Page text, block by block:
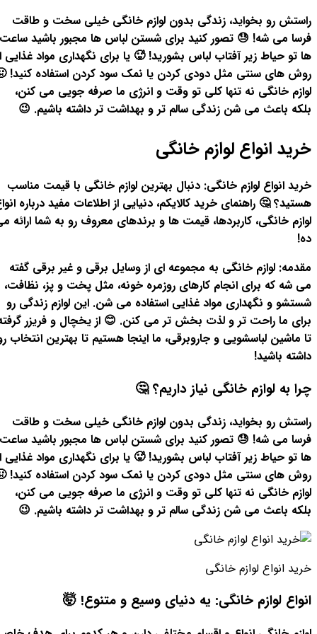
راستش رو بخواید، زندگی بدون لوازم خانگی خیلی سخت و طاقت
فرسا می شه! 😓 تصور کنید برای شستن لباس ها مجبور باشید ساعت
ها تو حیاط زیر آفتاب لباس بشورید! 🥵 یا برای نگهداری مواد غذایی
روش های سنتی مثل دودی کردن یا نمک سود کردن استفاده کنید!
لوازم خانگی نه تنها کلی تو وقت و انرژی ما صرفه جویی می کنن،
بلکه باعث می شن زندگی سالم تر و بهداشت تر داشته باشیم. 😉
خرید انواع لوازم خانگی
خرید انواع لوازم خانگی: دنبال بهترین لوازم خانگی با قیمت مناسب
هستید؟ 🤔 راهنمای خرید کالایکم، دنیایی از اطلاعات مفید درباره
لوازم خانگی، کاربردها، قیمت ها و برندهای معروف رو به شما ارائه
ده!
مقدمه: لوازم خانگی به مجموعه ای از وسایل برقی و غیر برقی گفته
می شه که برای انجام کارهای روزمره خونه، مثل پخت و پز، نظافت،
شستشو و نگهداری مواد غذایی استفاده می شن. این لوازم زندگی رو
برای ما راحت تر و لذت بخش تر می کنن. 😊 از یخچال و فریزر
تا ماشین لباسشویی و جاروبرقی، ما اینجا هستیم تا بهترین انتخاب
داشته باشید!
چرا به لوازم خانگی نیاز داریم؟ 🤔
راستش رو بخواید، زندگی بدون لوازم خانگی خیلی سخت و طاقت
فرسا می شه! 😓 تصور کنید برای شستن لباس ها مجبور باشید ساعت
ها تو حیاط زیر آفتاب لباس بشورید! 🥵 یا برای نگهداری مواد غذایی
روش های سنتی مثل دودی کردن یا نمک سود کردن استفاده کنید!
لوازم خانگی نه تنها کلی تو وقت و انرژی ما صرفه جویی می کنن،
بلکه باعث می شن زندگی سالم تر و بهداشت تر داشته باشیم. 😉
خرید انواع لوازم خانگی
انواع لوازم خانگی: یه دنیای وسیع و متنوع! 🤯